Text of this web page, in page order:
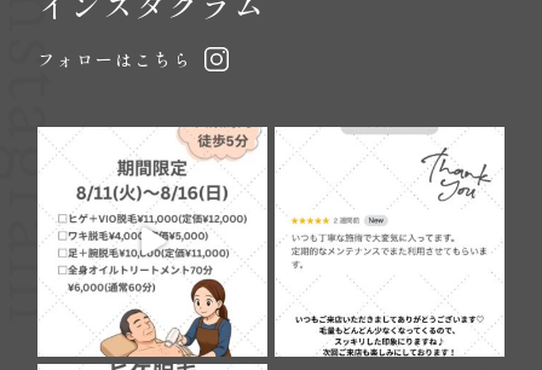
フォローはこちら